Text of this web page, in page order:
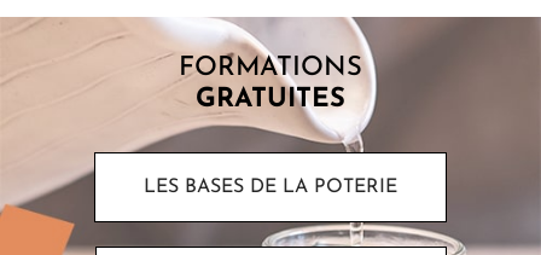
FORMATIONS
GRATUITES
LES BASES DE LA POTERIE